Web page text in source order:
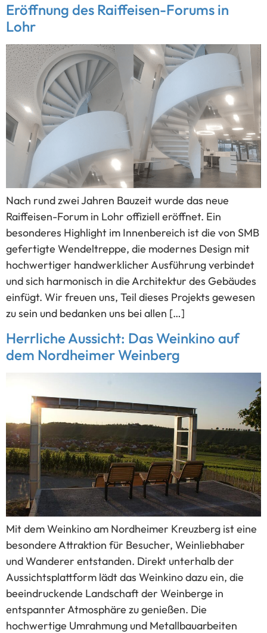
Eröffnung des Raiffeisen-Forums in
Lohr
Nach rund zwei Jahren Bauzeit wurde das neue
Raiffeisen-Forum in Lohr offiziell eröffnet. Ein
besonderes Highlight im Innenbereich ist die von SMB
gefertigte Wendeltreppe, die modernes Design mit
hochwertiger handwerklicher Ausführung verbindet
und sich harmonisch in die Architektur des Gebäudes
einfügt. Wir freuen uns, Teil dieses Projekts gewesen
zu sein und bedanken uns bei allen […]
Herrliche Aussicht: Das Weinkino auf
dem Nordheimer Weinberg
Mit dem Weinkino am Nordheimer Kreuzberg ist eine
besondere Attraktion für Besucher, Weinliebhaber
und Wanderer entstanden. Direkt unterhalb der
Aussichtsplattform lädt das Weinkino dazu ein, die
beeindruckende Landschaft der Weinberge in
entspannter Atmosphäre zu genießen. Die
hochwertige Umrahmung und Metallbauarbeiten